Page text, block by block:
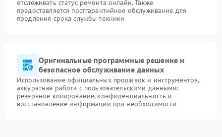
отслеживать статус ремонта онлайн. Также
предоставляется постгарантийное обслуживание для
продления срока службы техники
Оригинальные программные решение и
безопасное обслуживание данных
Использование официальных прошивок и инструментов,
аккуратная работа с пользовательскими данными:
резервное копирование, конфиденциальность и
восстановление информации при необходимости